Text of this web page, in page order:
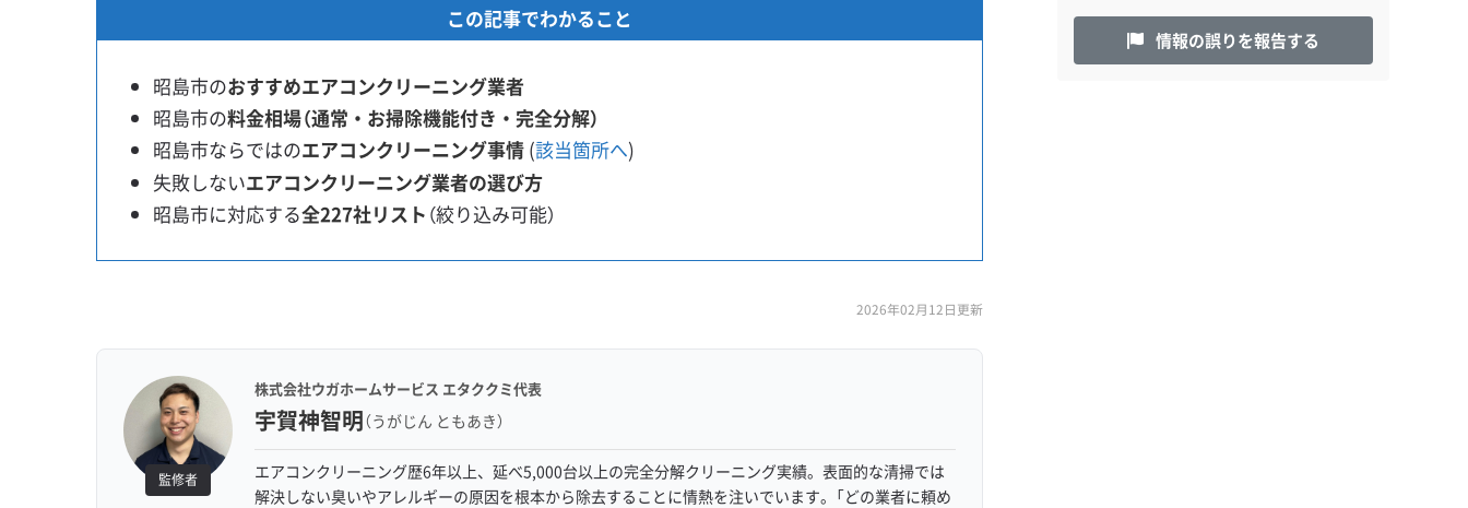
この記事でわかること
昭島市のおすすめエアコンクリーニング業者
昭島市の料金相場（通常・お掃除機能付き・完全分解）
昭島市ならではのエアコンクリーニング事情 (該当箇所へ)
失敗しないエアコンクリーニング業者の選び方
昭島市に対応する全227社リスト （絞り込み可能）
2026年02月12日更新
監修者
株式会社ウガホームサービス エタククミ代表
宇賀神智明（うがじん ともあき）
エアコンクリーニング歴6年以上、延べ5,000台以上の完全分解クリーニング実績。表面的な清掃では
解決しない臭いやアレルギーの原因を根本から除去することに情熱を注いでいます。「どの業者に頼め
情報の誤りを報告する